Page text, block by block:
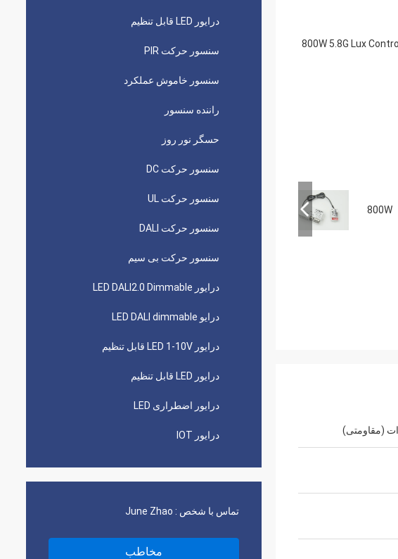
درایور LED قابل تنظیم
سنسور حرکت PIR
سنسور خاموش عملکرد
راننده سنسور
حسگر نور روز
سنسور حرکت DC
سنسور حرکت UL
سنسور حرکت DALI
سنسور حرکت بی سیم
درایور LED DALI2.0 Dimmable
درایو LED DALI dimmable
درایور LED 1-10V قابل تنظیم
درایور LED قابل تنظیم
درایور اضطراری LED
درایور IOT
تماس با شخص : June Zhao
مخاطب